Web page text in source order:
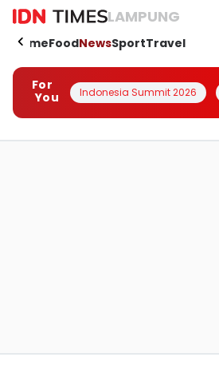
LAMPUNG
HomeFoodNewsSportTravel
For
You
Indonesia Summit 2026